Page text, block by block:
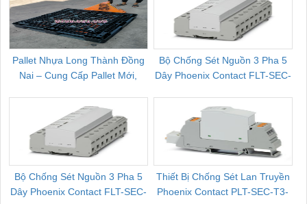
Pallet Nhựa Long Thành Đồng
Nai – Cung Cấp Pallet Mới,
Bộ Chống Sét Nguồn 3 Pha 5
Dây Phoenix Contact FLT-SEC-
Bộ Chống Sét Nguồn 3 Pha 5
Dây Phoenix Contact FLT-SEC-
Thiết Bị Chống Sét Lan Truyền
Phoenix Contact PLT-SEC-T3-